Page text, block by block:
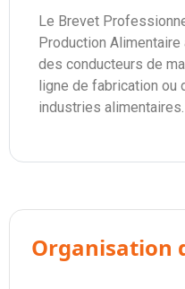
Le Brevet
Production
des conducteurs de
ligne de fabrication ou
industries alimentaires.
Organisation